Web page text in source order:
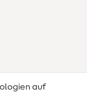
auf